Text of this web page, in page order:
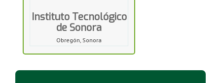
Instituto Tecnológico
de Sonora
Obregón, Sonora